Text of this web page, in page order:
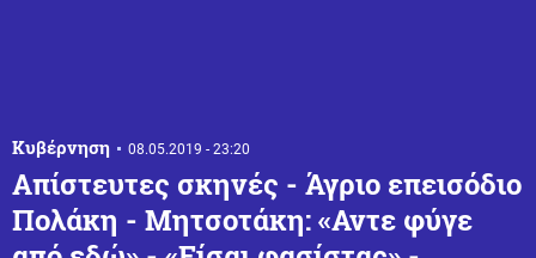
Κυβέρνηση 08.05.2019 - 23:20
Απίστευτες σκηνές - Άγριο επεισόδιο
Πολάκη - Μητσοτάκη: «Αντε φύγε